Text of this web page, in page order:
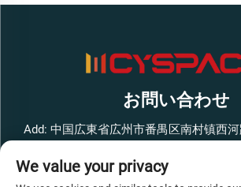
お問い合わせ
Add: 中国広東省広州市番禺区南村镇西
電話番号： +86-13316062192
We value your privacy